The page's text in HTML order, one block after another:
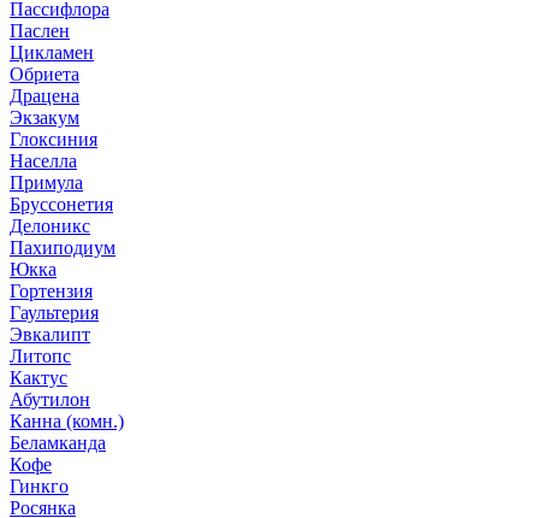
Пассифлора
Паслен
Цикламен
Обриета
Драцена
Экзакум
Глоксиния
Населла
Примула
Бруссонетия
Делоникс
Пахиподиум
Юкка
Гортензия
Гаультерия
Эвкалипт
Литопс
Кактус
Абутилон
Канна (комн.)
Беламканда
Кофе
Гинкго
Росянка